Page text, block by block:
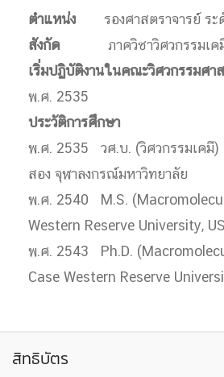
ตำแหน่ง
รองศาสตราจารย์ ระ
สังกัด
ภาควิชาวิศวกรรมเค
เริ่มปฏิบัติงานในคณะวิศวกรรมศา
พ.ศ. 2535
ประวัติการศึกษา
พ.ศ. 2535 วศ.บ. (วิศวกรรมเคมี
สอง จุฬาลงกรณ์มหาวิทยาลัย
พ.ศ. 2540 M.S.
Western Reserve University,
พ.ศ. 2543 Ph.D.
Case Western Reserve
สิทธิบัตร